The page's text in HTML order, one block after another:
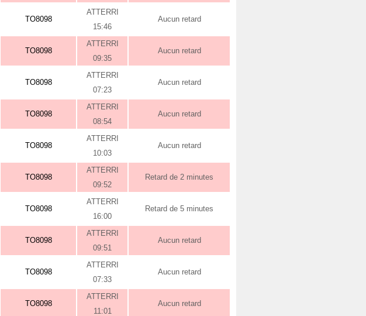
TO8098
ATTERRI
15:46
Aucun retard
TO8098
ATTERRI
09:35
Aucun retard
TO8098
ATTERRI
07:23
Aucun retard
TO8098
ATTERRI
08:54
Aucun retard
TO8098
ATTERRI
10:03
Aucun retard
TO8098
ATTERRI
09:52
Retard de 2 minutes
TO8098
ATTERRI
16:00
Retard de 5 minutes
TO8098
ATTERRI
09:51
Aucun retard
TO8098
ATTERRI
07:33
Aucun retard
TO8098
ATTERRI
11:01
Aucun retard